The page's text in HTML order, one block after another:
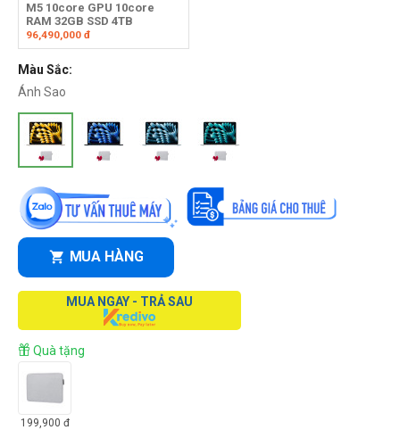
M5 10core GPU 10core
RAM 32GB SSD 4TB
96,490,000 đ
Màu Sắc:
Ánh Sao
MUA HÀNG
MUA NGAY - TRẢ SAU
Quà tặng
199,900 đ